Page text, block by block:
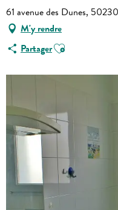
61 avenue des Dunes,
M'y rendre
PartagerAjouter aux favoris